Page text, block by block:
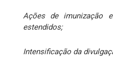
Ações de imunização
estendidos;
Intensificação da